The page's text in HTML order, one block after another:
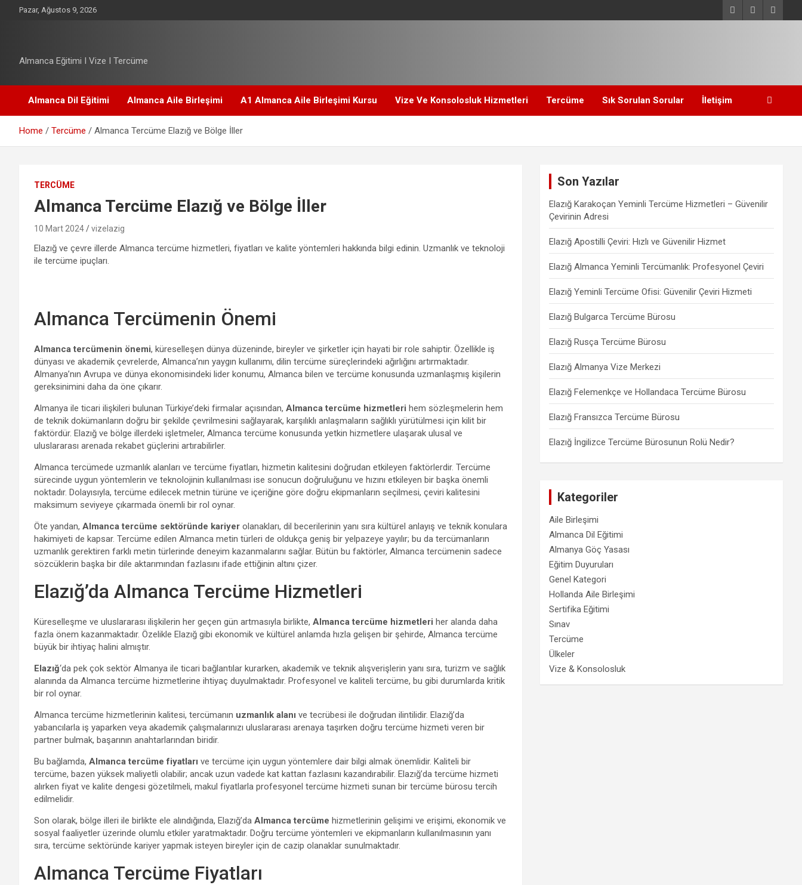
t
n
Pazar, Ağustos 9, 2026
Almanca Eğitimi I Vize I Tercüme
Almanca Dil Eğitimi Almanca Aile Birleşimi A1 Almanca Aile Birleşimi Kursu Vize Ve Konsolosluk Hizmetleri Tercüme Sık Sorulan Sorular İletişim
Home Tercüme Almanca Tercüme Elazığ ve Bölge İller
TERCÜME
Almanca Tercüme Elazığ ve Bölge İller
10 Mart 2024 vizelazig
Elazığ ve çevre illerde Almanca tercüme hizmetleri, fiyatları ve kalite yöntemleri hakkında bilgi edinin. Uzmanlık ve teknoloji
ile tercüme ipuçları.
Almanca Tercümenin Önemi
Almanca tercümenin önemi, küreselleşen dünya düzeninde, bireyler ve şirketler için hayati bir role sahiptir. Özellikle iş
dünyası ve akademik çevrelerde, Almanca’nın yaygın kullanımı, dilin tercüme süreçlerindeki ağırlığını artırmaktadır.
Almanya’nın Avrupa ve dünya ekonomisindeki lider konumu, Almanca bilen ve tercüme konusunda uzmanlaşmış kişilerin
gereksinimini daha da öne çıkarır.
Almanya ile ticari ilişkileri bulunan Türkiye’deki firmalar açısından, Almanca tercüme hizmetleri hem sözleşmelerin hem
de teknik dokümanların doğru bir şekilde çevrilmesini sağlayarak, karşılıklı anlaşmaların sağlıklı yürütülmesi için kilit bir
faktördür. Elazığ ve bölge illerdeki işletmeler, Almanca tercüme konusunda yetkin hizmetlere ulaşarak ulusal ve
uluslararası arenada rekabet güçlerini artırabilirler.
Almanca tercümede uzmanlık alanları ve tercüme fiyatları, hizmetin kalitesini doğrudan etkileyen faktörlerdir. Tercüme
sürecinde uygun yöntemlerin ve teknolojinin kullanılması ise sonucun doğruluğunu ve hızını etkileyen bir başka önemli
noktadır. Dolayısıyla, tercüme edilecek metnin türüne ve içeriğine göre doğru ekipmanların seçilmesi, çeviri kalitesini
maksimum seviyeye çıkarmada önemli bir rol oynar.
Öte yandan, Almanca tercüme sektöründe kariyer olanakları, dil becerilerinin yanı sıra kültürel anlayış ve teknik konulara
hakimiyeti de kapsar. Tercüme edilen Almanca metin türleri de oldukça geniş bir yelpazeye yayılır; bu da tercümanların
uzmanlık gerektiren farklı metin türlerinde deneyim kazanmalarını sağlar. Bütün bu faktörler, Almanca tercümenin sadece
sözcüklerin başka bir dile aktarımından fazlasını ifade ettiğinin altını çizer.
Elazığ’da Almanca Tercüme Hizmetleri
Küreselleşme ve uluslararası ilişkilerin her geçen gün artmasıyla birlikte, Almanca tercüme hizmetleri her alanda daha
fazla önem kazanmaktadır. Özelikle Elazığ gibi ekonomik ve kültürel anlamda hızla gelişen bir şehirde, Almanca tercüme
büyük bir ihtiyaç halini almıştır.
Elazığ‘da pek çok sektör Almanya ile ticari bağlantılar kurarken, akademik ve teknik alışverişlerin yanı sıra, turizm ve sağlık
alanında da Almanca tercüme hizmetlerine ihtiyaç duyulmaktadır. Profesyonel ve kaliteli tercüme, bu gibi durumlarda kritik
bir rol oynar.
Almanca tercüme hizmetlerinin kalitesi, tercümanın uzmanlık alanı ve tecrübesi ile doğrudan ilintilidir. Elazığ’da
yabancılarla iş yaparken veya akademik çalışmalarınızı uluslararası arenaya taşırken doğru tercüme hizmeti veren bir
partner bulmak, başarının anahtarlarından biridir.
Bu bağlamda, Almanca tercüme fiyatları ve tercüme için uygun yöntemlere dair bilgi almak önemlidir. Kaliteli bir
tercüme, bazen yüksek maliyetli olabilir; ancak uzun vadede kat kattan fazlasını kazandırabilir. Elazığ’da tercüme hizmeti
alırken fiyat ve kalite dengesi gözetilmeli, makul fiyatlarla profesyonel tercüme hizmeti sunan bir tercüme bürosu tercih
edilmelidir.
Son olarak, bölge illeri ile birlikte ele alındığında, Elazığ’da Almanca tercüme hizmetlerinin gelişimi ve erişimi, ekonomik ve
sosyal faaliyetler üzerinde olumlu etkiler yaratmaktadır. Doğru tercüme yöntemleri ve ekipmanların kullanılmasının yanı
sıra, tercüme sektöründe kariyer yapmak isteyen bireyler için de cazip olanaklar sunulmaktadır.
Almanca Tercüme Fiyatları
Son Yazılar
Elazığ Karakoçan Yeminli Tercüme Hizmetleri – Güvenilir
Çevirinin Adresi
Elazığ Apostilli Çeviri: Hızlı ve Güvenilir Hizmet
Elazığ Almanca Yeminli Tercümanlık: Profesyonel Çeviri
Elazığ Yeminli Tercüme Ofisi: Güvenilir Çeviri Hizmeti
Elazığ Bulgarca Tercüme Bürosu
Elazığ Rusça Tercüme Bürosu
Elazığ Almanya Vize Merkezi
Elazığ Felemenkçe ve Hollandaca Tercüme Bürosu
Elazığ Fransızca Tercüme Bürosu
Elazığ İngilizce Tercüme Bürosunun Rolü Nedir?
Kategoriler
Aile Birleşimi
Almanca Dil Eğitimi
Almanya Göç Yasası
Eğitim Duyuruları
Genel Kategori
Hollanda Aile Birleşimi
Sertifika Eğitimi
Sınav
Tercüme
Ülkeler
Vize & Konsolosluk